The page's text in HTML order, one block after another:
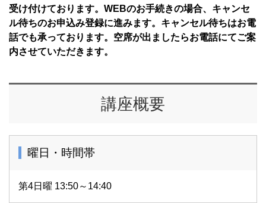
受け付けております。WEBのお手続きの場合、キャンセ
ル待ちのお申込み登録に進みます。キャンセル待ちはお電
話でも承っております。空席が出ましたらお電話にてご案
内させていただきます。
講座概要
曜日・時間帯
第4日曜 13:50～14:40